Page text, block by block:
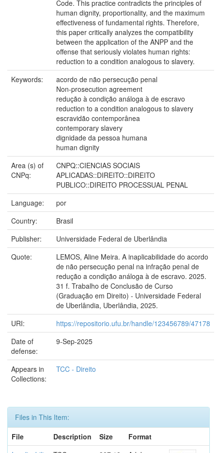
Code. This practice contradicts the principles of
human dignity, proportionality, and the maximum
effectiveness of fundamental rights. Therefore,
this paper critically analyzes the compatibility
between the application of the ANPP and the
offense that seriously violates human rights:
reduction to a condition analogous to slavery.
Keywords:
acordo de não persecução penal
Non-prosecution agreement
redução à condição análoga à de escravo
reduction to a condition analogous to slavery
escravidão contemporânea
contemporary slavery
dignidade da pessoa humana
human dignity
Area (s) of
CNPq:
CNPQ::CIENCIAS SOCIAIS
APLICADAS::DIREITO::DIREITO
PUBLICO::DIREITO PROCESSUAL PENAL
Language:
por
Country:
Brasil
Publisher:
Universidade Federal de Uberlândia
Quote:
LEMOS, Aline Meira. A inaplicabilidade do acordo
de não persecução penal na infração penal de
redução a condição análoga à de escravo. 2025.
31 f. Trabalho de Conclusão de Curso
(Graduação em Direito) - Universidade Federal
de Uberlândia, Uberlândia, 2025.
URI:
https://repositorio.ufu.br/handle/123456789/47178
Date of
defense:
9-Sep-2025
Appears in
Collections:
TCC - Direito
Files in This Item:
File
Description Size
Format